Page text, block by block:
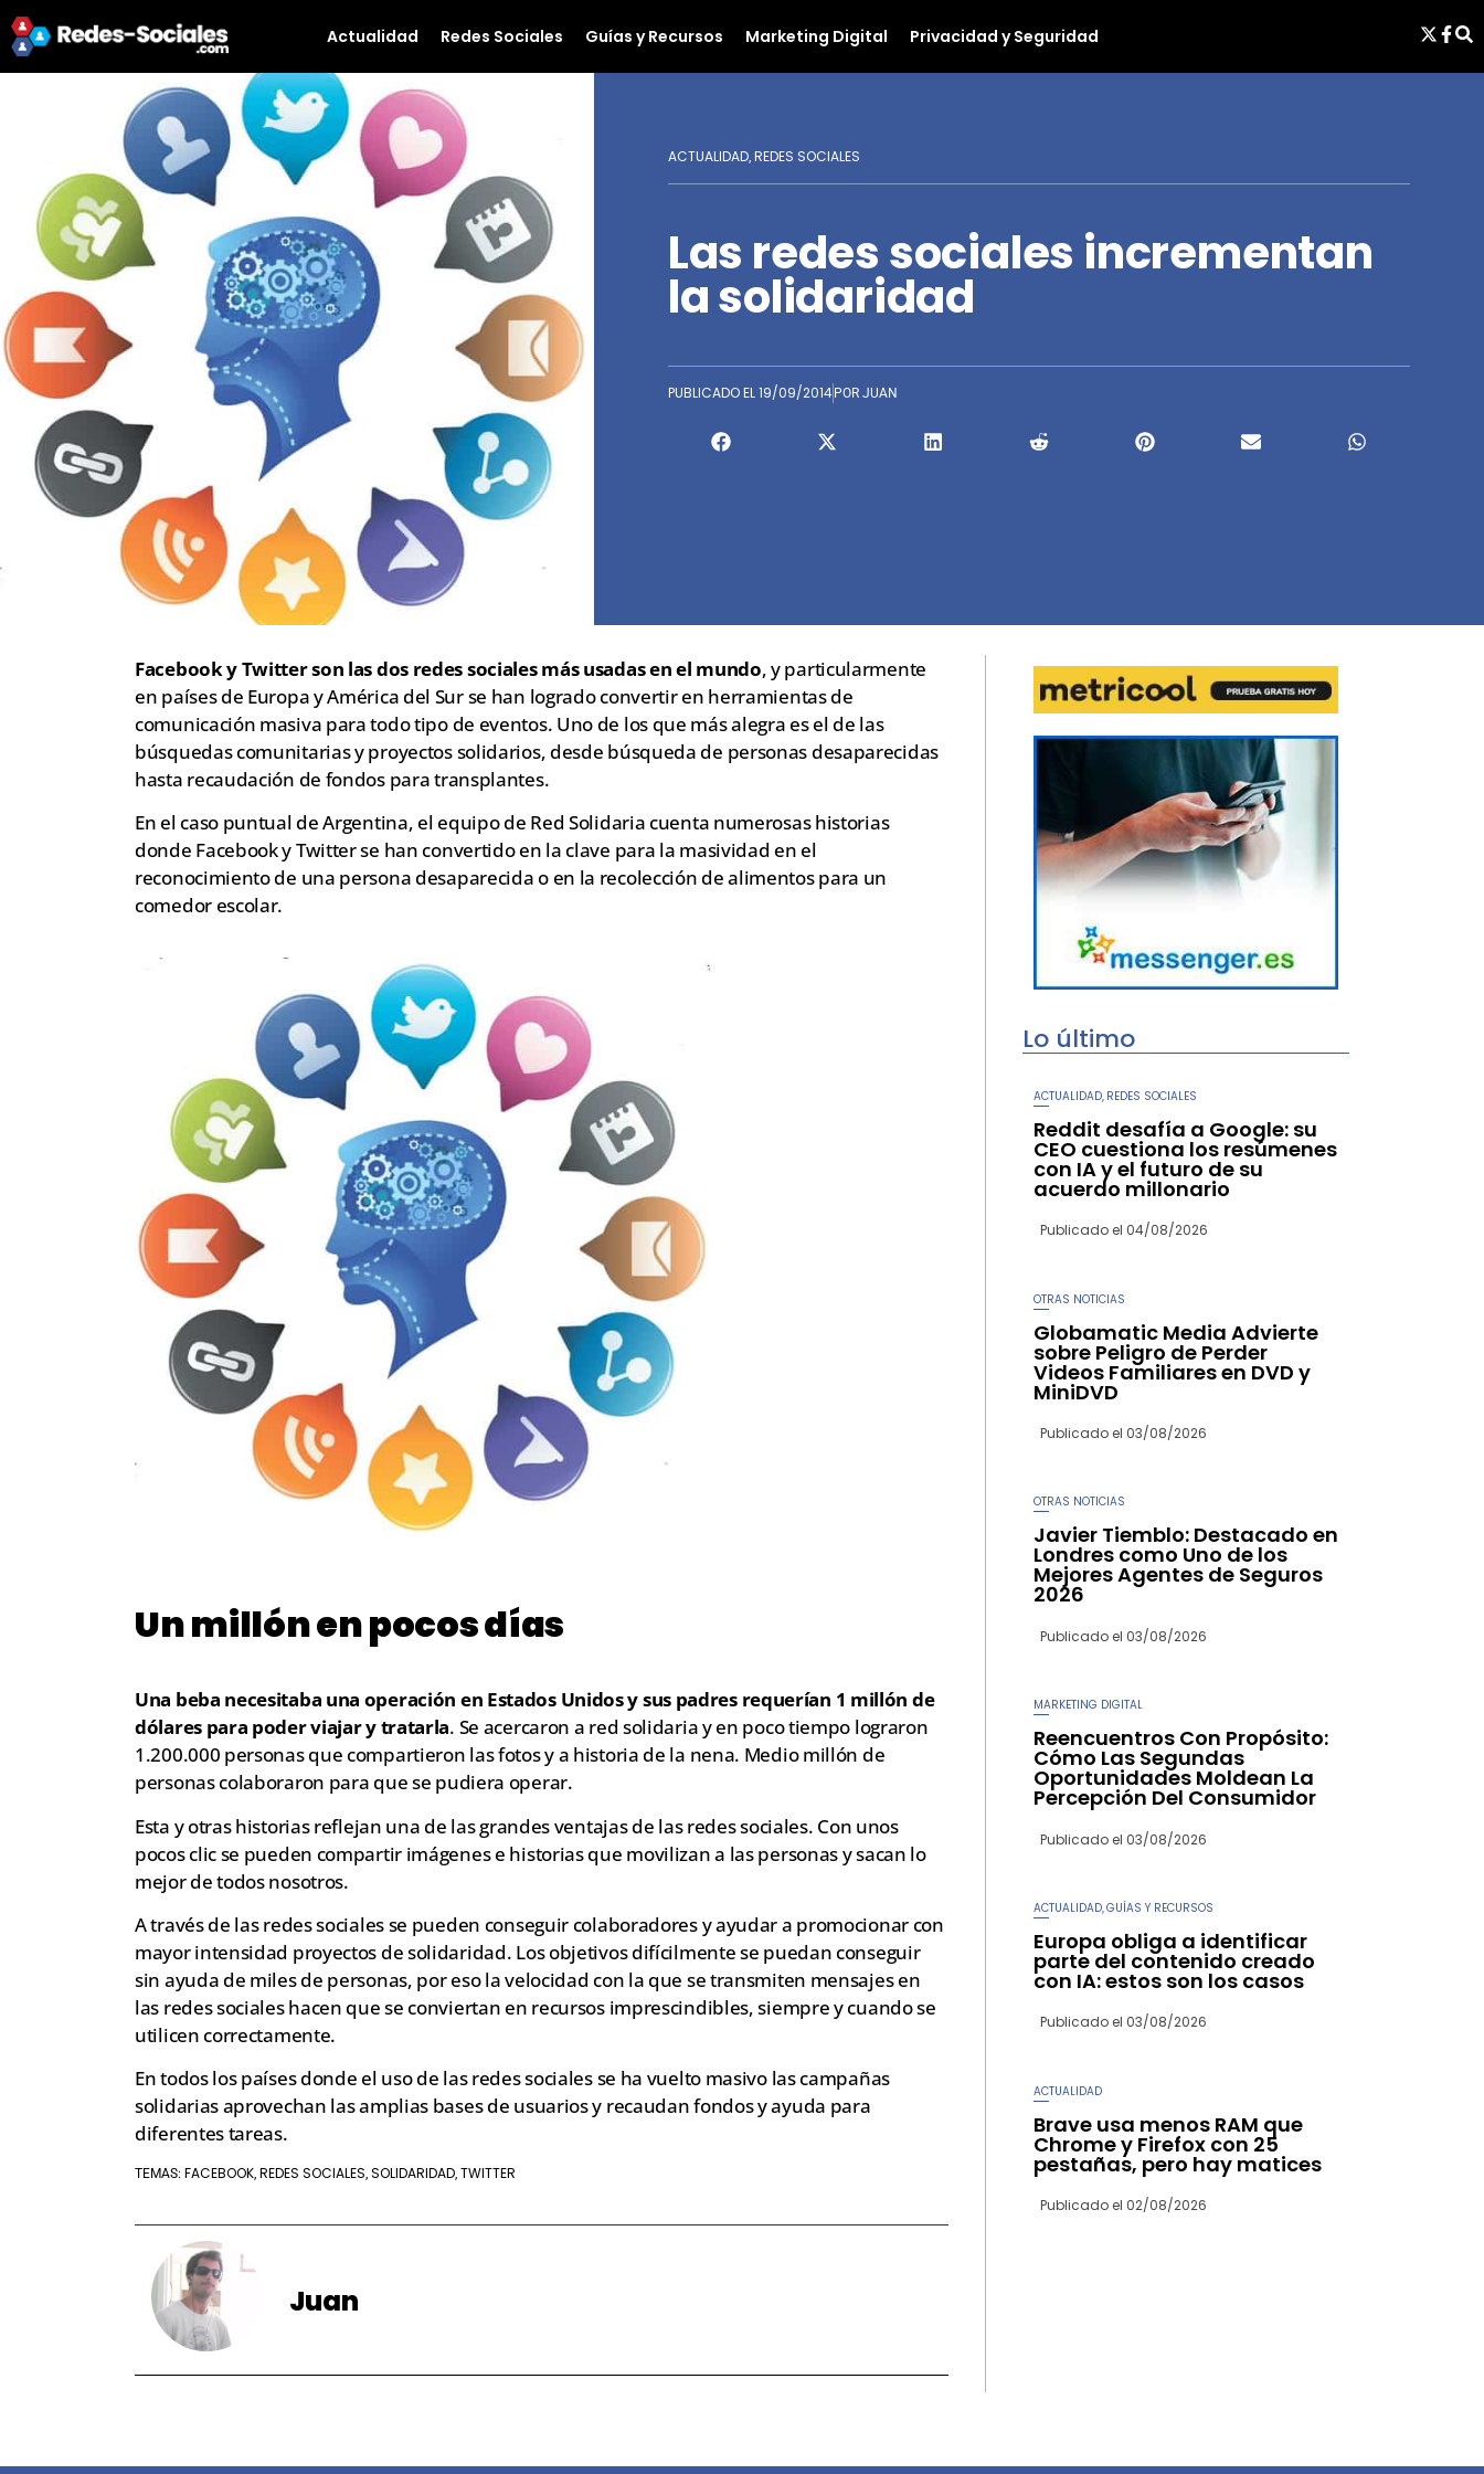
Actualidad Redes Sociales Guías y Recursos Marketing Digital Privacidad y Seguridad
ACTUALIDAD, REDES SOCIALES
Las redes sociales incrementan
la solidaridad
PUBLICADO EL19/09/2014 POR JUAN
Facebook y Twitter son las dos redes sociales más usadas en el mundo, y particularmente
en países de Europa y América del Sur se han logrado convertir en herramientas de
comunicación masiva para todo tipo de eventos. Uno de los que más alegra es el de las
búsquedas comunitarias y proyectos solidarios, desde búsqueda de personas desaparecidas
hasta recaudación de fondos para transplantes.
En el caso puntual de Argentina, el equipo de Red Solidaria cuenta numerosas historias
donde Facebook y Twitter se han convertido en la clave para la masividad en el
reconocimiento de una persona desaparecida o en la recolección de alimentos para un
comedor escolar.
Un millón en pocos días
Una beba necesitaba una operación en Estados Unidos y sus padres requerían 1 millón de
dólares para poder viajar y tratarla. Se acercaron a red solidaria y en poco tiempo lograron
1.200.000 personas que compartieron las fotos y a historia de la nena. Medio millón de
personas colaboraron para que se pudiera operar.
Esta y otras historias reflejan una de las grandes ventajas de las redes sociales. Con unos
pocos clic se pueden compartir imágenes e historias que movilizan a las personas y sacan lo
mejor de todos nosotros.
A través de las redes sociales se pueden conseguir colaboradores y ayudar a promocionar con
mayor intensidad proyectos de solidaridad. Los objetivos difícilmente se puedan conseguir
sin ayuda de miles de personas, por eso la velocidad con la que se transmiten mensajes en
las redes sociales hacen que se conviertan en recursos imprescindibles, siempre y cuando se
utilicen correctamente.
En todos los países donde el uso de las redes sociales se ha vuelto masivo las campañas
solidarias aprovechan las amplias bases de usuarios y recaudan fondos y ayuda para
diferentes tareas.
TEMAS: FACEBOOK REDES SOCIALES SOLIDARIDAD TWITTER
Juan
Lo último
ACTUALIDAD REDES SOCIALES
Reddit desafía a Google: su
CEO cuestiona los resúmenes
con IA y el futuro de su
acuerdo millonario
Publicado el 04/08/2026
OTRAS NOTICIAS
Globamatic Media Advierte
sobre Peligro de Perder
Videos Familiares en DVD y
MiniDVD
Publicado el 03/08/2026
OTRAS NOTICIAS
Javier Tiemblo: Destacado en
Londres como Uno de los
Mejores Agentes de Seguros
2026
Publicado el 03/08/2026
MARKETING DIGITAL
Reencuentros Con Propósito:
Cómo Las Segundas
Oportunidades Moldean La
Percepción Del Consumidor
Publicado el 03/08/2026
ACTUALIDAD GUÍAS Y RECURSOS
Europa obliga a identificar
parte del contenido creado
con IA: estos son los casos
Publicado el 03/08/2026
ACTUALIDAD
Brave usa menos RAM que
Chrome y Firefox con 25
pestañas, pero hay matices
Publicado el 02/08/2026